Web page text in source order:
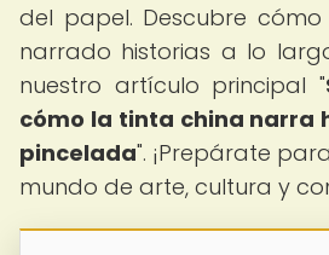
del papel. Descubre
narrado historias a lo
nuestro artículo principal "
cómo la tinta china narra
pincelada". ¡Prepárate
mundo de arte, cultura y